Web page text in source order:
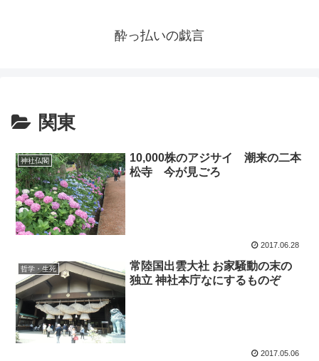
酔っ払いの戯言
関東
神社仏閣
10,000株のアジサイ 潮来の二本
松寺 今が見ごろ
2017.06.28
哲学・生死
常陸国出雲大社 お家騒動の末の
独立 神社本庁なにするものぞ
2017.05.06